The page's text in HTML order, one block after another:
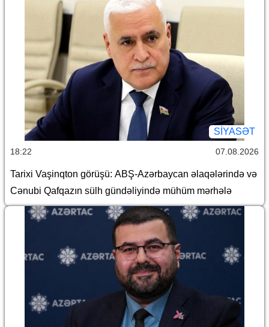
SİYASƏT
18:22 07.08.2026
Tarixi Vaşinqton görüşü: ABŞ-Azərbaycan əlaqələrində və
Cənubi Qafqazın sülh gündəliyində mühüm mərhələ